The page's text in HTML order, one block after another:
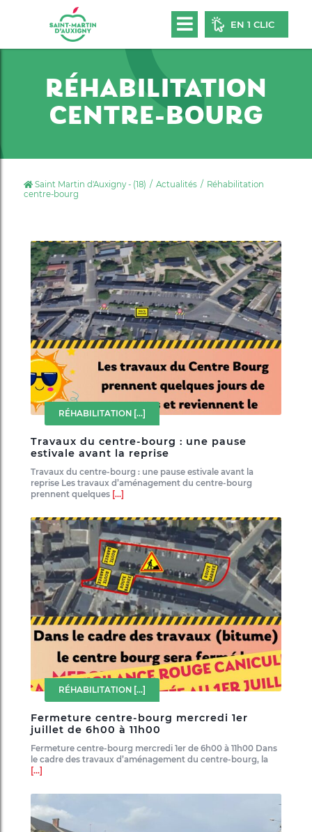
EN 1 CLIC
RÉHABILITATION
CENTRE-BOURG
Saint Martin d'Auxigny - (18) Actualités
Réhabilitation
centre-bourg
RÉHABILITATION [...]
Travaux du centre-bourg : une pause
estivale avant la reprise
Travaux du centre-bourg : une pause estivale avant la
reprise Les travaux d’aménagement du centre-bourg
prennent quelques [...]
RÉHABILITATION [...]
Fermeture centre-bourg mercredi 1er
juillet de 6h00 à 11h00
Fermeture centre-bourg mercredi 1er de 6h00 à 11h00 Dans
le cadre des travaux d’aménagement du centre-bourg, la
[...]